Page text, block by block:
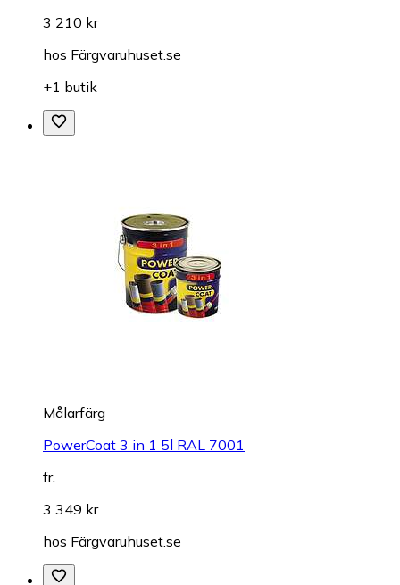
3 210 kr
hos Färgvaruhuset.se
+1 butik
Målarfärg
PowerCoat 3 in 1 5l RAL 7001
fr.
3 349 kr
hos Färgvaruhuset.se